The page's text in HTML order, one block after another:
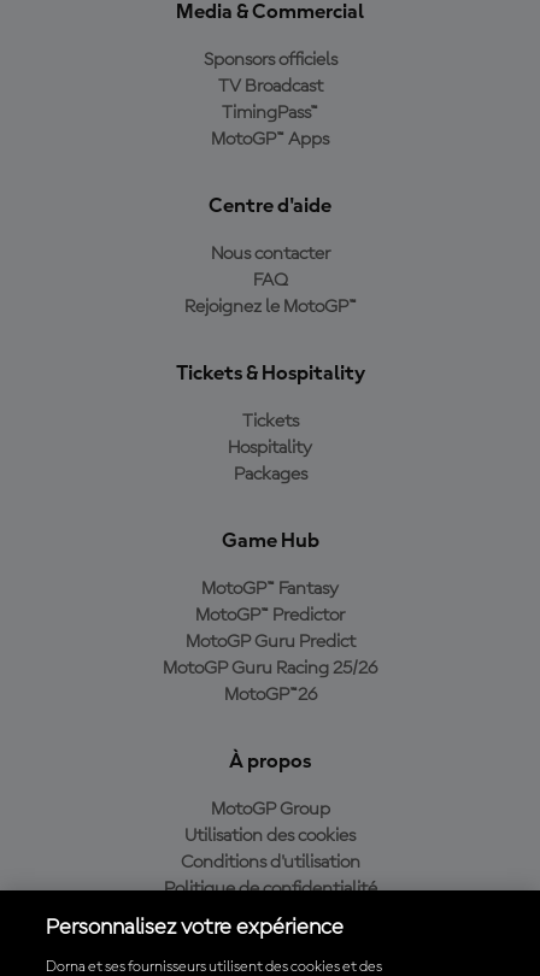
Media & Commercial
Sponsors officiels
TV Broadcast
TimingPass™
MotoGP™ Apps
Centre d'aide
Nous contacter
FAQ
Rejoignez le MotoGP™
Tickets & Hospitality
Tickets
Hospitality
Packages
Game Hub
MotoGP™ Fantasy
MotoGP™ Predictor
MotoGP Guru Predict
MotoGP Guru Racing 25/26
MotoGP™26
À propos
MotoGP Group
Utilisation des cookies
Conditions d'utilisation
Politique de confidentialité
Politique d’achat
Personnalisez votre expérience
Dorna et ses fournisseurs utilisent des cookies et des